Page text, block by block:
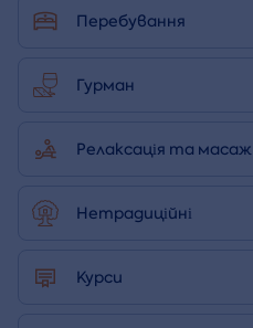
Перебування
Гурман
Релаксація та масаж
Нетрадиційні
Курси